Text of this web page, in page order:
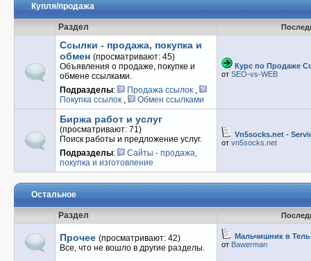
Купля/продажа
Раздел
Ссылки - продажа, покупка и
обмен (просматривают: 45)
Объявления о продаже, покупке и
обмене ссылками.
Подразделы: Продажа ссылок ,
Покупка ссылок , Обмен ссылками
Курс по Продаже
от SEO-vs-WEB
Биржа работ и услуг
(просматривают: 71)
Поиск работы и предложение услуг.
Подразделы:
Сайты - продажа,
покупка и изготовление
Vn5socks.net -
от vn5socks.net
Остальное
Раздел
Прочее (просматривают: 42)
Все, что не вошло в другие разделы.
Мальчишник в
от Bawerman